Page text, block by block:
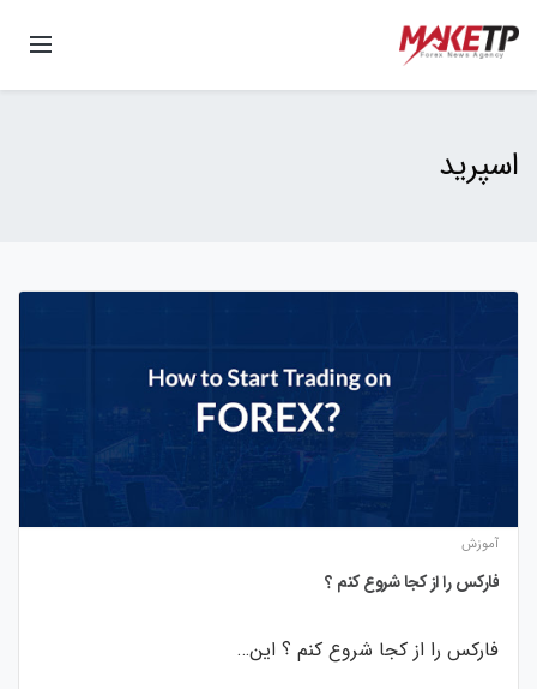
اسپرید
آموزش
فارکس را از کجا شروع کنم ؟
فارکس را از کجا شروع کنم ؟ این…